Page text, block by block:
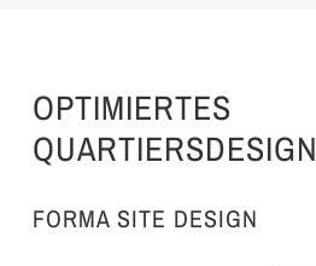
OPTIMIERTES
QUARTIERSDESIGN
FORMA SITE DESIGN